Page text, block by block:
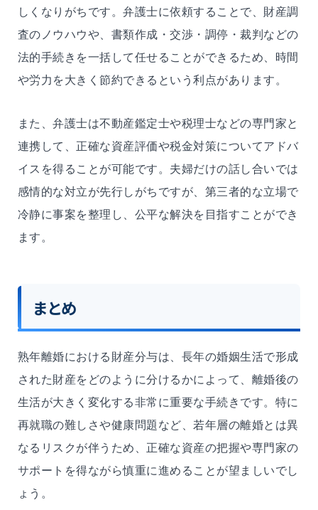
しくなりがちです。弁護士に依頼することで、財産調
査のノウハウや、書類作成・交渉・調停・裁判などの
法的手続きを一括して任せることができるため、時間
や労力を大きく節約できるという利点があります。
また、弁護士は不動産鑑定士や税理士などの専門家と
連携して、正確な資産評価や税金対策についてアドバ
イスを得ることが可能です。夫婦だけの話し合いでは
感情的な対立が先行しがちですが、第三者的な立場で
冷静に事案を整理し、公平な解決を目指すことができ
ます。
まとめ
熟年離婚における財産分与は、長年の婚姻生活で形成
された財産をどのように分けるかによって、離婚後の
生活が大きく変化する非常に重要な手続きです。特に
再就職の難しさや健康問題など、若年層の離婚とは異
なるリスクが伴うため、正確な資産の把握や専門家の
サポートを得ながら慎重に進めることが望ましいでし
ょう。